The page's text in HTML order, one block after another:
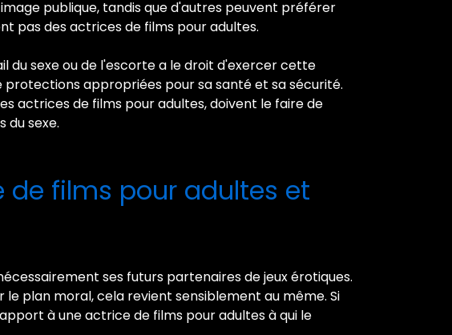
publique, tandis que d'autres peuvent préférer
pas des actrices de films pour adultes.
du sexe ou de l'escorte a le droit d'exercer cette
appropriées pour sa santé et sa sécurité.
actrices de films pour adultes, doivent le faire de
du sexe.
films pour adultes et
ses futurs partenaires de jeux érotiques.
plan moral, cela revient sensiblement au même. Si
à une actrice de films pour adultes à qui le